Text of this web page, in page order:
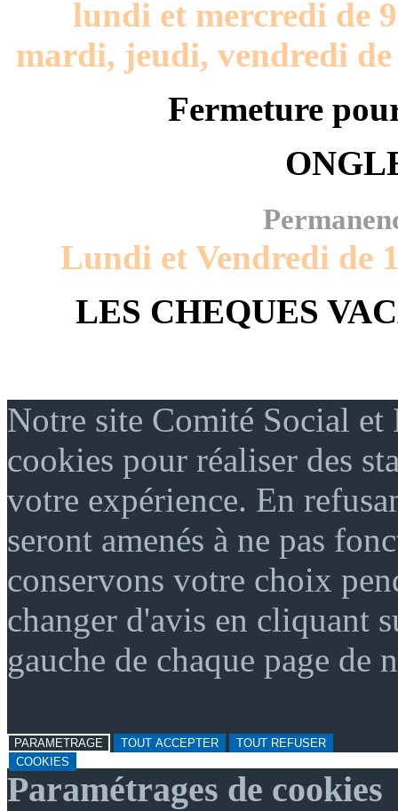
lundi et mercredi de
mardi, jeudi, vendredi de
Fermeture
Lundi et Vendredi de
LES CHEQUES
Notre site Comité Social
cookies pour réaliser des
votre expérience. En
seront amenés à ne pas
conservons votre choix
changer d'avis en cliquant
gauche de chaque page de
PARAMETRAGE TOUT ACCEPTER
TOUT REFUSER
COOKIES
Paramétrages de cookies